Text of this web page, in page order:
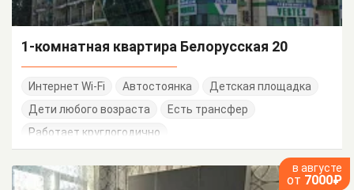
1-комнатная квартира Белорусская 20
Интернет Wi-Fi Автостоянка
Детская площадка
Дети любого возраста
Есть трансфер
Работает круглогодично
в августе
от 7000₽